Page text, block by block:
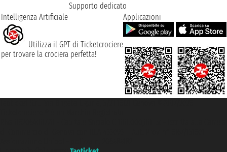
Supporto dedicato
Intelligenza Artificiale
Utilizza il GPT di Ticketcrociere
per trovare la crociera perfetta!
Applicazioni